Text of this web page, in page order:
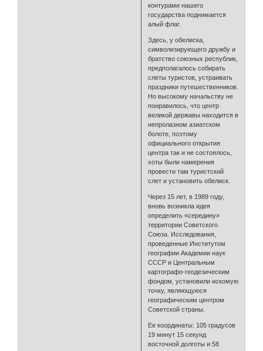
контурами нашего
государства поднимается
алый флаг.
Здесь, у обелиска,
символизирующего дружбу и
братство союзных республик,
предполагалось собирать
слеты туристов, устраивать
праздники путешественников.
Но высокому начальству не
понравилось, что центр
великой державы находится в
непролазном азиатском
болоте, поэтому
официального открытия
центра так и не состоялось,
хоты были намерения
провести там туристский
слет и установить обелиск.
Через 15 лет, в 1989 году,
вновь возникла идея
определить «середину»
территории Советского
Союза. Исследования,
проведенные Институтом
географии Академии наук
СССР и Центральным
картографо-геодезическим
фондом, установили искомую
точку, являющуюся
географическим центром
Советской страны.
Ее координаты: 105 градусов
19 минут 15 секунд
восточной долготы и 58